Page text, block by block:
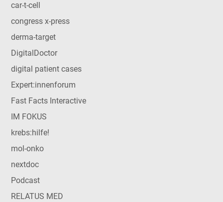
car-t-cell
congress x-press
derma-target
DigitalDoctor
digital patient cases
Expert:innenforum
Fast Facts Interactive
IM FOKUS
krebs:hilfe!
mol-onko
nextdoc
Podcast
RELATUS MED